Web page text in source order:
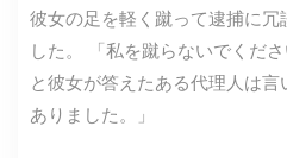
彼女の足を軽く蹴って逮捕に
した。 「私を蹴らないでくだ
と彼女が答えたある代理人は
ありました。」